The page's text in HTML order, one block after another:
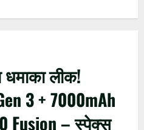
लीक!
3 + 7000mAh
Fusion – स्पेक्स